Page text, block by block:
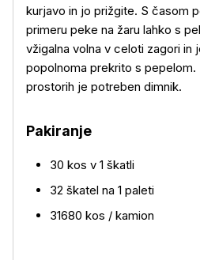
Več o izdelku
kurjavo in jo prižgite. S časom
primeru peke na žaru lahko s
vžigalna volna v celoti zagori in
popolnoma prekrito s pepelom.
prostorih je potreben dimnik.
Pakiranje
30 kos v 1 škatli
32 škatel na 1 paleti
31680 kos / kamion